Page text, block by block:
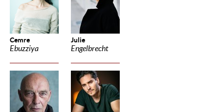
Cemre
Ebuzziya
Julie
Engelbrecht